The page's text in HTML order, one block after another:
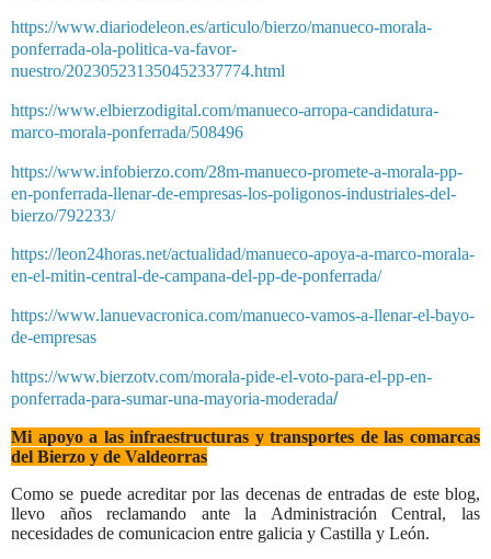
https://www.diariodeleon.es/articulo/bierzo/manueco-morala-
ponferrada-ola-politica-va-favor-
nuestro/202305231350452337774.html
https://www.elbierzodigital.com/manueco-arropa-candidatura-
marco-morala-ponferrada/508496
https://www.infobierzo.com/28m-manueco-promete-a-morala-pp-
en-ponferrada-llenar-de-empresas-los-poligonos-industriales-del-
bierzo/792233/
https://leon24horas.net/actualidad/manueco-apoya-a-marco-morala-
en-el-mitin-central-de-campana-del-pp-de-ponferrada/
https://www.lanuevacronica.com/manueco-vamos-a-llenar-el-bayo-
de-empresas
https://www.bierzotv.com/morala-pide-el-voto-para-el-pp-en-
ponferrada-para-sumar-una-mayoria-moderada/
Mi apoyo a lasinfraestructuras y transportes de las comarcas
del Bierzo y de Valdeorras
Como se puede acreditar por las decenas de entradas de este blog,
llevo años reclamando ante la Administración Central, las
necesidades de comunicacion entre galicia y Castilla y León.